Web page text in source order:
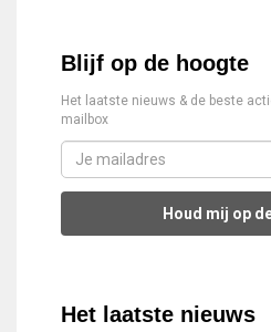
Blijf op de hoogte
Het laatste nieuws & de beste
mailbox
Houd mij op
Het laatste nieuws